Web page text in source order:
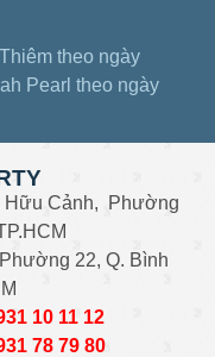
view sông SG –
sông tầng cao –
Pearl full nội
thất – 3a430095
Q1 full nội thất
view đẹp nhất
view thoáng full nội
theo ngày
Pearl theo ngày
Hữu Cảnh, Phường
22, Q. Bình
10 11 12
78 79 80